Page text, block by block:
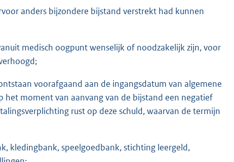
anders bijzondere bijstand verstrekt had kunnen
medisch oogpunt wenselijk of noodzakelijk zijn, voor
voorafgaand aan de ingangsdatum van algemene
het moment van aanvang van de bijstand een negatief
rust op deze schuld, waarvan de termijn
kledingbank, speelgoedbank, stichting leergeld,